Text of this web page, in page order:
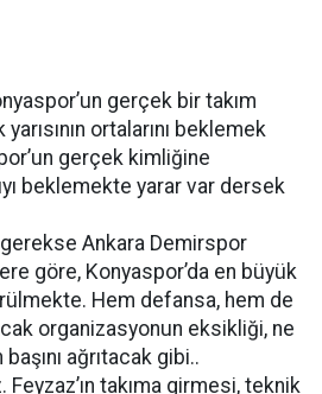
gerçek bir takım
ortalarını beklemek
gerçek kimliğine
beklemekte yarar var dersek
Ankara Demirspor
göre, Konyaspor’da en büyük
Hem defansa, hem de
organizasyonun eksikliği, ne
ağrıtacak gibi..
takıma girmesi, teknik